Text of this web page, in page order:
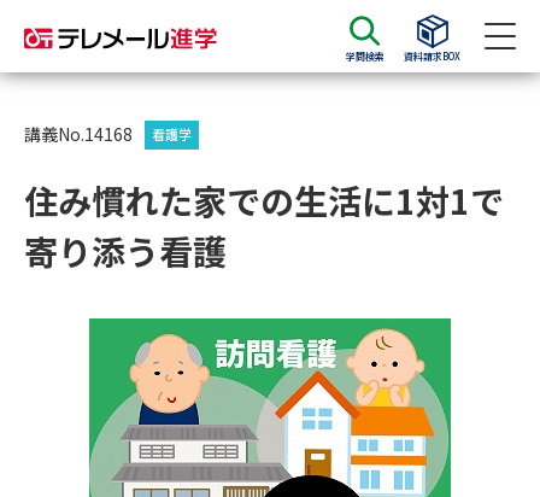
学問検索 資料請求BOX
資料請求
大学・短大の資料種類から請求
総合型選抜・学校推薦型選抜 募
大学入学共通テスト利用選抜の
募集要項＆願書
大学・短大以外の資料から請求
講義No.14168 看護学
住み慣れた家での生活に1対1で
寄り添う看護